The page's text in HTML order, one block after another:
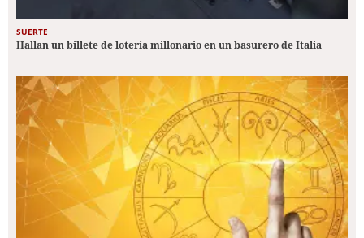
SUERTE
Hallan un billete de lotería millonario en un basurero de Italia